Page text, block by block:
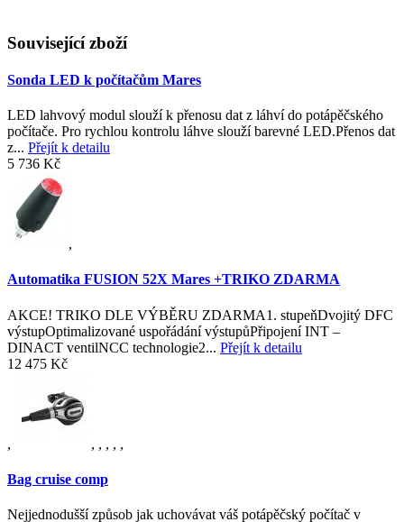
Související zboží
Sonda LED k počítačům Mares
LED lahvový modul slouží k přenosu dat z láhví do potápěčského
počítače. Pro rychlou kontrolu láhve slouží barevné LED.Přenos dat
z... Přejít k detailu
5 736 Kč
,
Automatika FUSION 52X Mares +TRIKO ZDARMA
AKCE! TRIKO DLE VÝBĚRU ZDARMA1. stupeňDvojitý DFC
výstupOptimalizované uspořádání výstupůPřipojení INT –
DINACT ventilNCC technologie2... Přejít k detailu
12 475 Kč
, , , , , ,
Bag cruise comp
Nejjednodušší způsob jak uchovávat váš potápěčský počítač v